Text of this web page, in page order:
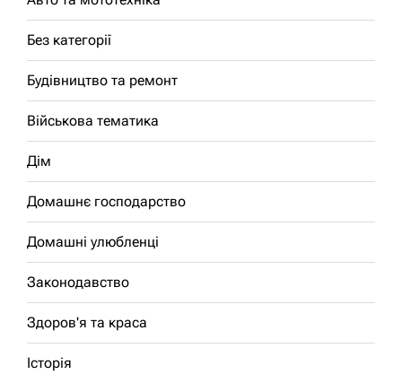
Без категорії
Будівництво та ремонт
Військова тематика
Дім
Домашнє господарство
Домашні улюбленці
Законодавство
Здоров'я та краса
Історія